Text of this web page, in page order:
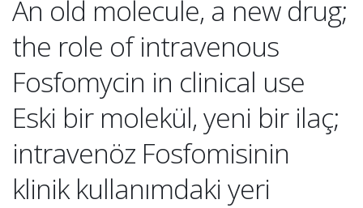
An old molecule, a new drug;
the role of intravenous
Fosfomycin in clinical use
Eski bir molekül, yeni bir ilaç;
intravenöz Fosfomisinin
klinik kullanımdaki yeri